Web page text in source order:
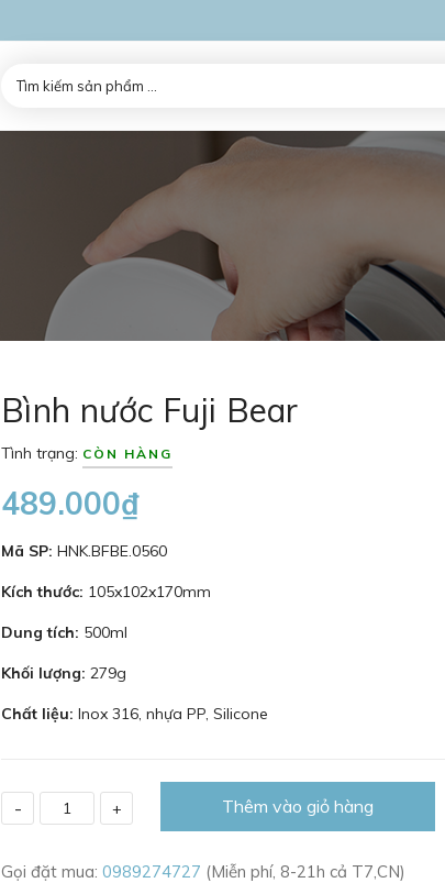
Bình nước Fuji Bear
Tình trạng: CÒN HÀNG
489.000₫
Mã SP: HNK.BFBE.0560
Kích thước: 105x102x170mm
Dung tích: 500ml
Khối lượng: 279g
Chất liệu: Inox 316, nhựa PP, Silicone
- + Thêm vào giỏ hàng
Gọi đặt mua: 0989274727 (Miễn phí, 8-21h cả T7,CN)